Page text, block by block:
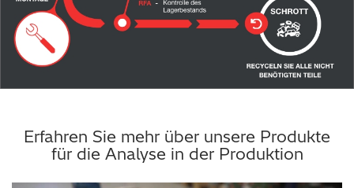
Erfahren Sie mehr über unsere Produkte
für die Analyse in der Produktion